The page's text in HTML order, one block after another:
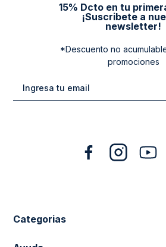
15% Dcto en tu
¡Suscribete a
newsletter!
*Descuento no
promociones
Categorias
New Arrivals